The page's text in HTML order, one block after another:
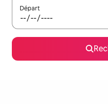
Départ